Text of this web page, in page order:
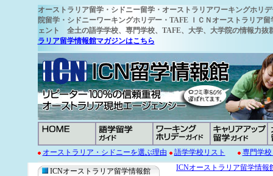
オーストラリア留学・シドニー留学・オーストラリアワーキングホリ
院留学・シドニーワーキングホリデー・TAFE ＩＣＮオーストラリア
ェント 全土の語学学校、専門学校、TAFE、大学、大学院の情報力
ラリア留学情報館マガジンはこちら
オーストラリア・シドニーを選ぶ理由 語学学校リスト 専門学
ICNオーストラリア留学情報館
ICNオーストラリア留学情報